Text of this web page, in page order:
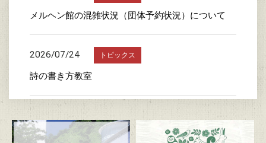
メルヘン館の混雑状況（団体予約状況）について
2026/07/24 トピックス
詩の書き方教室
2026/07/23
かごしま近代文学館特別企画展 「漫画家生活30周